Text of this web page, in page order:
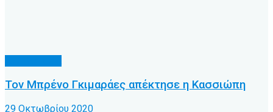
Τον Μπρένο Γκιμαράες απέκτησε η Κασσιώπη
29 Οκτωβρίου 2020